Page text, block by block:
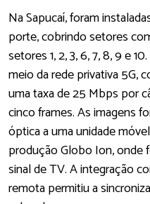
Na Sapucaí, foram
porte, cobrindo setores
setores 1, 2, 3, 6, 7, 8, 9 e
meio da rede privativa 5G,
uma taxa de 25 Mbps por
cinco frames. As imagens
óptica a uma unidade
produção Globo Ion, onde
sinal de TV. A integração
remota permitiu a